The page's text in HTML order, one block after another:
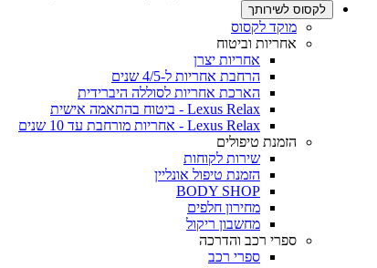
לקסוס לשירותך
מוקד לקסוס
אחריות וביטוח
אחריות יצרן
הרחבת אחריות ל-4/5 שנים
הארכת אחריות לסוללה היברידית
Lexus Relax - ביטוח בהתאמה אישית
Lexus Relax - אחריות מורחבת עד 10 שנים
הזמנת טיפולים
שירות לקוחות
הזמנת טיפול אונליין
BODY SHOP
מחירון חלפים
מחשבון ריקול
ספרי רכב והדרכה
ספרי רכב